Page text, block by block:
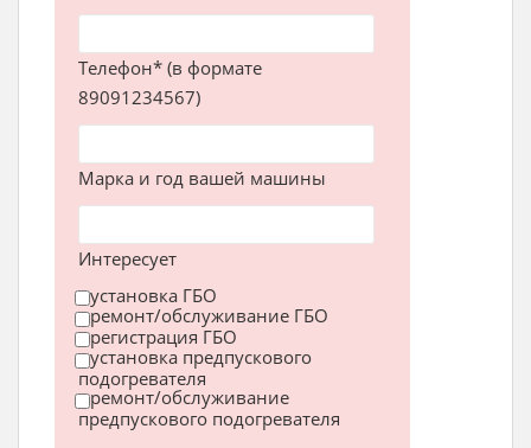
Телефон* (в формате
89091234567)
Марка и год вашей машины
Интересует
установка ГБО
ремонт/обслуживание ГБО
регистрация ГБО
установка предпускового
подогревателя
ремонт/обслуживание
предпускового подогревателя